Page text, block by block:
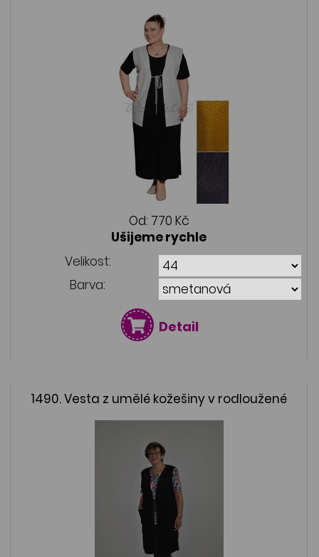
Od: 770 Kč
Ušijeme rychle
Velikost:
Barva:
Detail
1490. Vesta z umělé kožešiny v rodloužené
délce s kapsami